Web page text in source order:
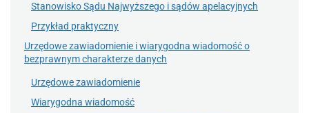
Stanowisko Sądu Najwyższego i sądów apelacyjnych
Przykład praktyczny
Urzędowe zawiadomienie i wiarygodna wiadomość o
bezprawnym charakterze danych
Urzędowe zawiadomienie
Wiarygodna wiadomość